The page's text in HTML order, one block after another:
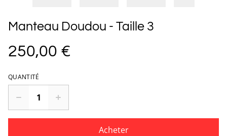
Manteau Doudou - Taille 3
250,00 €
QUANTITÉ
Acheter